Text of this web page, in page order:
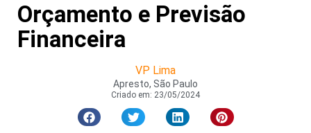
Orçamento e Previsão
Financeira
VP Lima
Apresto, São Paulo
Criado em: 23/05/2024